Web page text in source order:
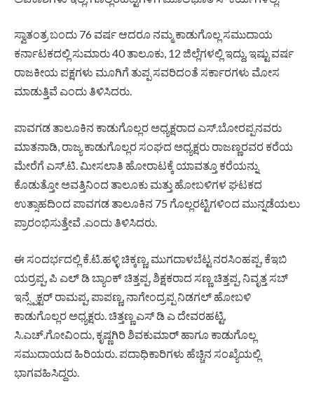
ಸ್ವಾತಂತ್ರ ಬಂದು 76 ವರ್ಷ ಆದರೂ ನಮ್ಮ ಕಾಡುಗೊಲ್ಲ ಸಮುದಾಯ
ಕರ್ನಾಟಕದಲ್ಲಿ ಸುಮಾರು 40 ತಾಲೂಕು, 12 ಜಿಲ್ಲೆಗಳಲ್ಲಿ ಇದ್ದು, ಇಷ್ಟು ವರ್ಷ
ರಾಜಕೀಯ ಪಕ್ಷಗಳು ಮೂಗಿಗೆ ತುಪ್ಪ ಸವರಿದಂತೆ ಸರ್ಕಾರಗಳು ಮೋಸ
ಮಾಡುತ್ತಿವೆ ಎಂದು ತಿಳಿಸಿದರು.
ಪಾವಗಡ ತಾಲೂಕಿನ ಕಾಡುಗೊಲ್ಲರ ಅಧ್ಯಕ್ಷರಾದ ಎಸ್.ಬೋರಪ್ಪನವರು
ಮಾತನಾಡಿ, ರಾಜ್ಯ ಕಾಡುಗೊಲ್ಲರ ಸಂಘದ ಅಧ್ಯಕ್ಷರು ರಾಜಣ್ಣರವರ ಕರೆಯ
ಮೇರೆಗೆ ಎಸ್.ಟಿ. ಮೀಸಲಾತಿ ಹೋರಾಟಕ್ಕೆ ಯಾವತ್ತೂ ಕರೆಯನ್ನು
ಕೊಡುತ್ತೋ ಅವತ್ತಿನಿಂದ ತಾಲೂಕು ಮತ್ತು ಹೋಬಳಿಗಳ ಘಟಕದ
ಉತ್ಸಾಹದಿಂದ ಪಾವಗಡ ತಾಲೂಕಿನ 75 ಗೊಲ್ಲರಟ್ಟಿಗಳಿಂದ ಮುನ್ನಡೆಯಲು
ಪ್ರಾರಂಭಿಸುತ್ತೇವೆ .ಎಂದು ತಿಳಿಸಿದರು.
ಈ ಸಂದರ್ಭದಲ್ಲಿ ಕೆ.ಟಿ.ಹಳ್ಳಿ ಚಿಕ್ಕಣ್ಣ, ಮುಗದಾಳಬೆಟ್ಟ ನರಸಿಂಹಪ್ಪ, ಕೆಇಬಿ
ಯರ್ರಪ್ಪ, ಪಿ ಎಲ್ ಡಿ ಬ್ಯಾಂಕ್ ಚಿತ್ತಪ್ಪ, ಶಿಕ್ಷಕರಾದ ಸಣ್ಣ ಚಿತ್ತಪ್ಪ, ನಿವೃತ್ತ ಸಬ್
ಇನ್ಸ್ಪೆಕ್ಟರ್ ರಾಮಪ್ಪ, ಪಾಪಣ್ಣ, ನಾಗೇಂದ್ರಪ್ಪ ನಿಡಗಲ್ ಹೋಬಳಿ
ಕಾಡುಗೊಲ್ಲರ ಅಧ್ಯಕ್ಷರು. ಚಿತ್ತಣ್ಣ ಎಸ್ ಡಿ ಎ ದೇವರಹಟ್ಟಿ,
ಸಿ.ಎಚ್.ಗೋವಿಂದು, ಕೃಷ್ಣಗಿರಿ ಶಿವಕುಮಾರ್ ಹಾಗೂ ಕಾಡುಗೊಲ್ಲ
ಸಮುದಾಯದ ಹಿರಿಯರು. ಪದಾಧಿಕಾರಿಗಳು ಹೆಚ್ಚಿನ ಸಂಖ್ಯೆಯಲ್ಲಿ
ಭಾಗವಹಿಸಿದ್ದರು.